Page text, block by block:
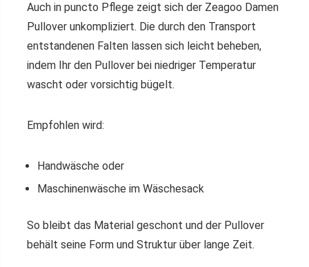
Auch in puncto Pflege zeigt sich der Zeagoo Damen
Pullover unkompliziert. Die durch den Transport
entstandenen Falten lassen sich leicht beheben,
indem Ihr den Pullover bei niedriger Temperatur
wascht oder vorsichtig bügelt.
Empfohlen wird:
Handwäsche oder
Maschinenwäsche im Wäschesack
So bleibt das Material geschont und der Pullover
behält seine Form und Struktur über lange Zeit.